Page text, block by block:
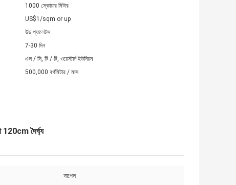
1000 স্কোয়ার মিটার
US$1/sqm or up
উড প্যালেটস
7-30 দিন
এল / সি, টি / টি, ওয়েস্টার্ন ইউনিয়ন
500,000 বর্গমিটার / মাস
দৈর্ঘ্য
সাপেল